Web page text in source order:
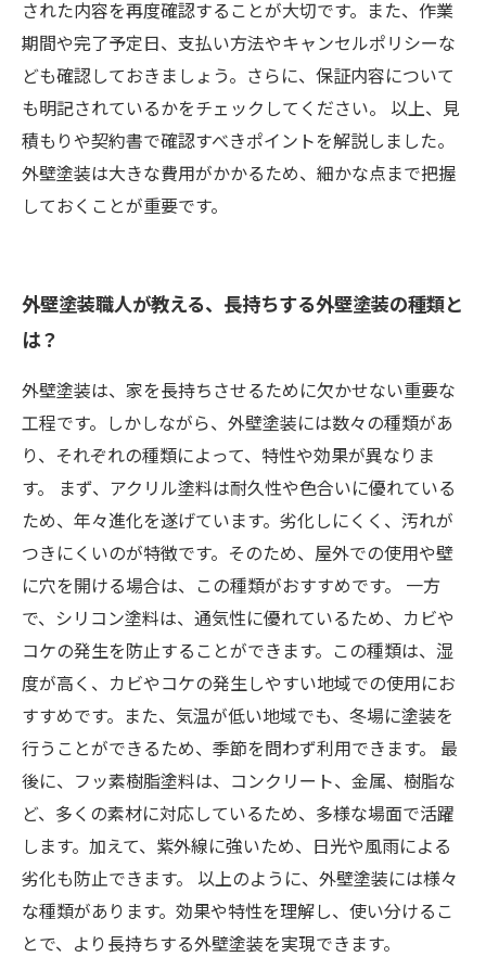
された内容を再度確認することが大切です。また、作業
期間や完了予定日、支払い方法やキャンセルポリシーな
ども確認しておきましょう。さらに、保証内容について
も明記されているかをチェックしてください。 以上、見
積もりや契約書で確認すべきポイントを解説しました。
外壁塗装は大きな費用がかかるため、細かな点まで把握
しておくことが重要です。
外壁塗装職人が教える、長持ちする外壁塗装の種類と
は？
外壁塗装は、家を長持ちさせるために欠かせない重要な
工程です。しかしながら、外壁塗装には数々の種類があ
り、それぞれの種類によって、特性や効果が異なりま
す。 まず、アクリル塗料は耐久性や色合いに優れている
ため、年々進化を遂げています。劣化しにくく、汚れが
つきにくいのが特徴です。そのため、屋外での使用や壁
に穴を開ける場合は、この種類がおすすめです。 一方
で、シリコン塗料は、通気性に優れているため、カビや
コケの発生を防止することができます。この種類は、湿
度が高く、カビやコケの発生しやすい地域での使用にお
すすめです。また、気温が低い地域でも、冬場に塗装を
行うことができるため、季節を問わず利用できます。 最
後に、フッ素樹脂塗料は、コンクリート、金属、樹脂な
ど、多くの素材に対応しているため、多様な場面で活躍
します。加えて、紫外線に強いため、日光や風雨による
劣化も防止できます。 以上のように、外壁塗装には様々
な種類があります。効果や特性を理解し、使い分けるこ
とで、より長持ちする外壁塗装を実現できます。